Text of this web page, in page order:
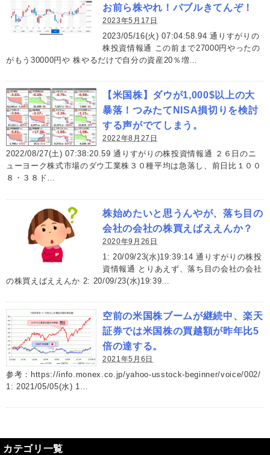
お前ら株やれ！バブルきてんぞ！
2023年5月17日
2023/05/16(火) 07:04:58.94 通りすがりの
株投資情報通 この前まで27000円やったの
がもう30000円や 株やるだけで自分の資産20％増…
【米国株】ダウが1,000$以上の大
暴落！つみたてNISA損切りを検討
する声がでてしまう。
2022年8月27日
2022/08/27(土) 07:38:20.59 通りすがりの株投資情報通 ２６日のニ
ューヨーク株式市場のダウ工業株３０種平均は急落し、前日比１００
８・３８ド…
株始めたいと思うんやが、落ち目の
会社の会社の株買えばええんか？
2020年9月26日
1: 20/09/23(水)19:39:14 通りすがりの株投
資情報通 とりあえず、落ち目の会社の会社
の株買えばええんか 2: 20/09/23(水)19:39…
空前の米国株ブームが継続中、楽天
証券では米国株の買越額が昨年比5
倍の達する。
2021年5月6日
参考：https://info.monex.co.jp/yahoo-usstock-beginner/voice/002/
1: 2021/05/05(水) 1…
カテゴリ一覧